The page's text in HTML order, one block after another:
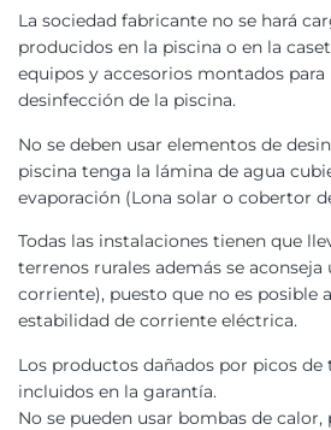
La sociedad fabricante no se hará
producidos en la piscina o en la
equipos y accesorios montados
desinfección de la piscina.
No se deben usar elementos de
piscina tenga la lámina de agua
evaporación (Lona solar o cobertor
Todas las instalaciones tienen que
terrenos rurales además se
corriente), puesto que no es posible
estabilidad de corriente eléctrica.
Los productos dañados por picos de
incluidos en la garantía.
No se pueden usar bombas de